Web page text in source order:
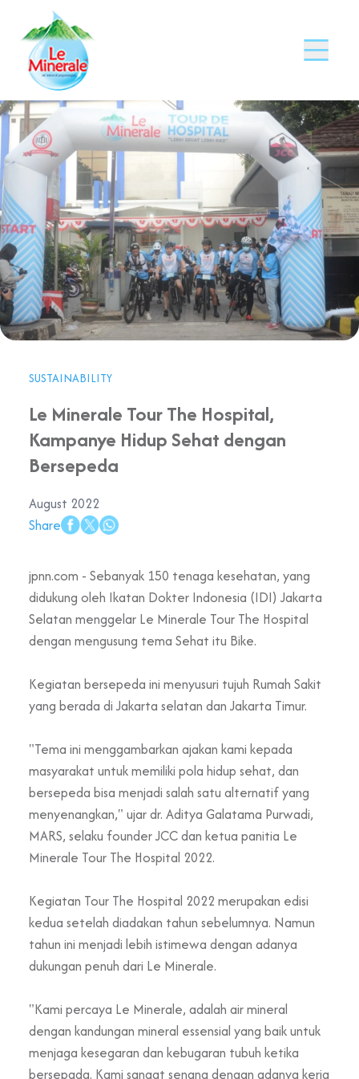
SUSTAINABILITY
Le Minerale Tour The Hospital,
Kampanye Hidup Sehat dengan
Bersepeda
August 2022
Share
jpnn.com - Sebanyak 150 tenaga kesehatan, yang
didukung oleh Ikatan Dokter Indonesia (IDI) Jakarta
Selatan menggelar Le Minerale Tour The Hospital
dengan mengusung tema Sehat itu Bike.
Kegiatan bersepeda ini menyusuri tujuh Rumah Sakit
yang berada di Jakarta selatan dan Jakarta Timur.
"Tema ini menggambarkan ajakan kami kepada
masyarakat untuk memiliki pola hidup sehat, dan
bersepeda bisa menjadi salah satu alternatif yang
menyenangkan," ujar dr. Aditya Galatama Purwadi,
MARS, selaku founder JCC dan ketua panitia Le
Minerale Tour The Hospital 2022.
Kegiatan Tour The Hospital 2022 merupakan edisi
kedua setelah diadakan tahun sebelumnya. Namun
tahun ini menjadi lebih istimewa dengan adanya
dukungan penuh dari Le Minerale.
"Kami percaya Le Minerale, adalah air mineral
dengan kandungan mineral essensial yang baik untuk
menjaga kesegaran dan kebugaran tubuh ketika
bersepada. Kami sangat senang dengan adanya kerja